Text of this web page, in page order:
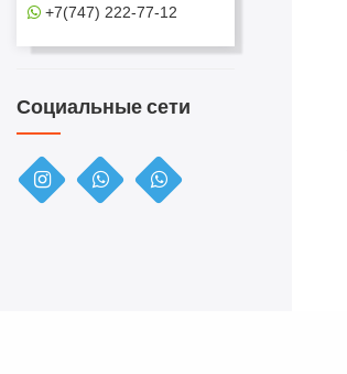
+7(747) 222-77-12
Социальные сети